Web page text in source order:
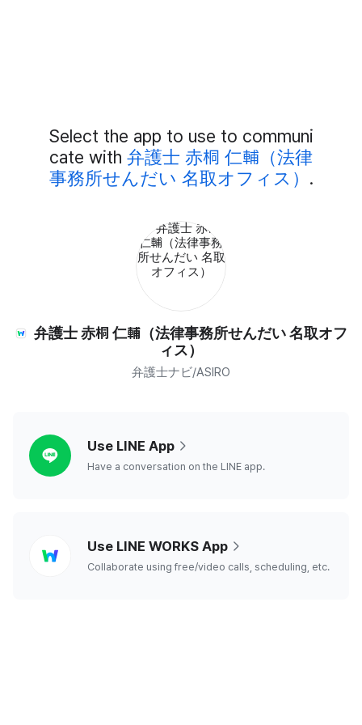
Add
External
Chat
Members
Select the app to use to communi
cate with 弁護士 赤桐 仁輔（法律
事務所せんだい 名取オフィス） .
弁護士 赤桐 仁輔（法律事務所せんだい 名取オフ
ィス）
弁護士ナビ/ASIRO
Use LINE App
Have a conversation on the LINE app.
worksUse LINE WORKS App
Collaborate using free/video calls, scheduling, etc.